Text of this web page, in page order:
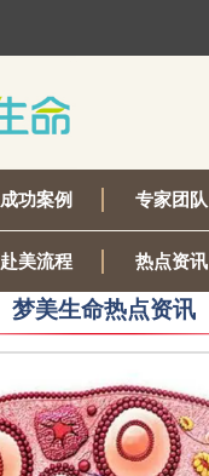
成功案例 专家团队
赴美流程 热点资讯
梦美生命热点资讯